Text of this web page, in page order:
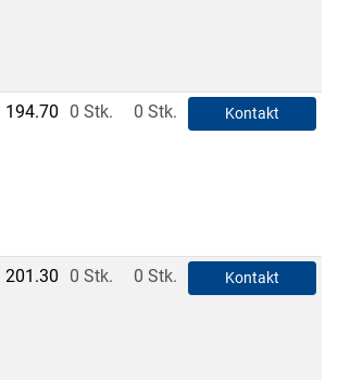
194.70 0 Stk. 0 Stk. Kontakt
201.30 0 Stk. 0 Stk. Kontakt